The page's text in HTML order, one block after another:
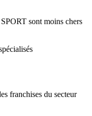
sont moins chers
franchises du secteur